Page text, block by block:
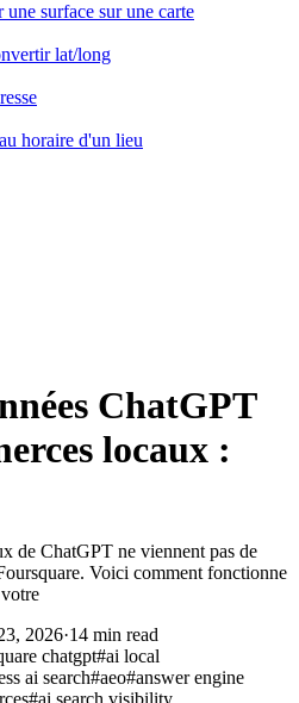
une surface sur une carte
lat/long
horaire d'un lieu
ChatGPT
locaux :
de ChatGPT ne viennent pas de
Voici comment fonctionne
2026·14 min read
chatgpt#ai local
ai search#aeo#answer engine